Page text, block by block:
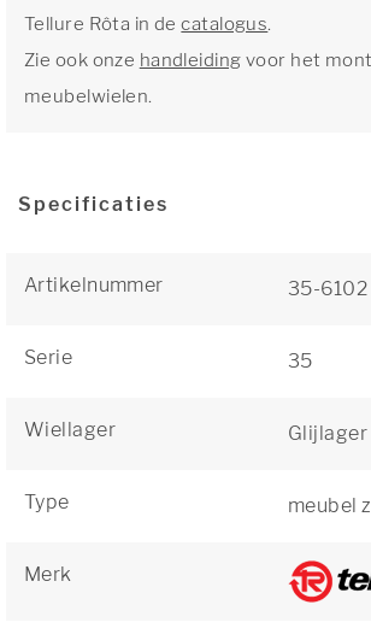
Tellure Rôta in decatalogus.
Zie ook onze handleiding voor het
meubelwielen.
Specificaties
Artikelnummer 35-6102
Serie 35
Wiellager Glijlager
Type meubel
Merk